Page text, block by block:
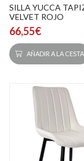
SILLA YUCCA
VELVET ROJO
66,55€
AÑADIR A LA CESTA